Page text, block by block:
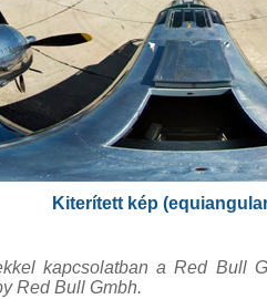
Kiterített kép
kapcsolatban a Red Bull
Red Bull Gmbh.